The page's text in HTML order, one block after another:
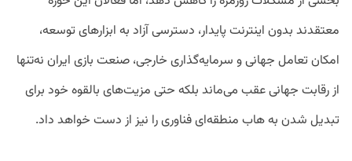
معتقدند بدون اینترنت پایدار، دسترسی آزاد به ابزارهای توسعه،
امکان تعامل جهانی و سرمایه‌گذاری خارجی، صنعت بازی ایران نه‌تنها
از رقابت جهانی عقب می‌ماند بلکه حتی مزیت‌های بالقوه خود برای
تبدیل شدن به هاب منطقه‌ای فناوری را نیز از دست خواهد داد.